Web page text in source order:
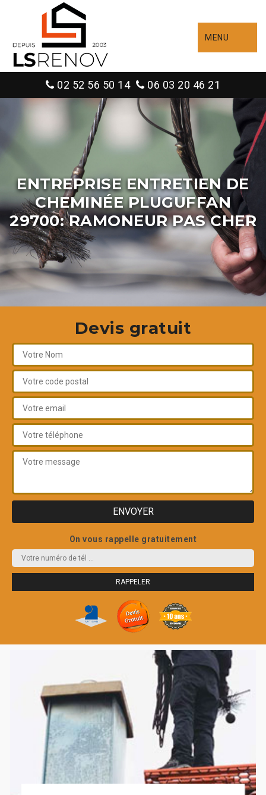
MENU
02 52 56 50 14 06 03 20 46 21
ENTREPRISE ENTRETIEN DE
CHEMINÉE PLUGUFFAN
29700: RAMONEUR PAS CHER
Devis gratuit
On vous rappelle gratuitement